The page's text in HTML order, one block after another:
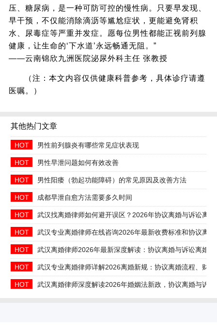
压、糖尿病，是一种可防可控的慢性病。只要早发现、
早干预，不仅能消除滴沥等尴尬症状，更能避免肾积
水、尿毒症等严重并发症。愿每位男性都能正视前列腺
健康，让生命的‘下水道’永远畅通无阻。”
——云南锦欣九洲医院泌尿外科主任 张教授
（注：本文内容仅供健康科普参考，具体诊疗请遵
医嘱。）
其他热门文章
HOT 男性前列腺炎有哪些常见症状表现
HOT 男性早泄问题如何有效改善
HOT 男性阳痿（勃起功能障碍）的常见原因及改善方法
HOT 成都早泄自愈方法需要多久时间
HOT 武汉找离婚律师如何避开误区？2026年协议离婚与诉讼离
HOT 武汉专业离婚律师在线咨询2026年最新收费标准和协议离
HOT 武汉离婚律师2026年最新深度解读：协议离婚与诉讼离婚
HOT 武汉专业离婚律师详解2026离婚新规：协议离婚流程、财
HOT 武汉离婚律师深度解读2026年婚姻法新政，协议离婚与诉